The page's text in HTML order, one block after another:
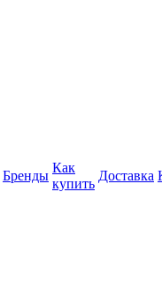
Бренды
Как
купить
Доставка